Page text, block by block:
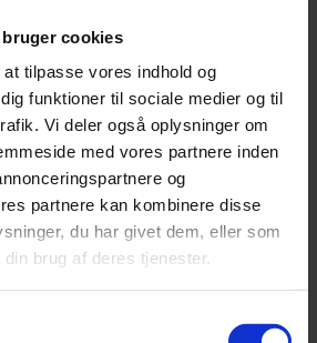
bruger cookies
tilpasse vores indhold og
funktioner til sociale medier og til
Vi deler også oplysninger om
med vores partnere inden
og
partnere kan kombinere disse
du har givet dem, eller som
brug af deres tjenester.